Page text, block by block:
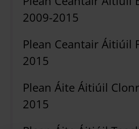
2009-2015
Plean Ceantair Áitiúil
2015
Plean Áite Áitiúil
2015